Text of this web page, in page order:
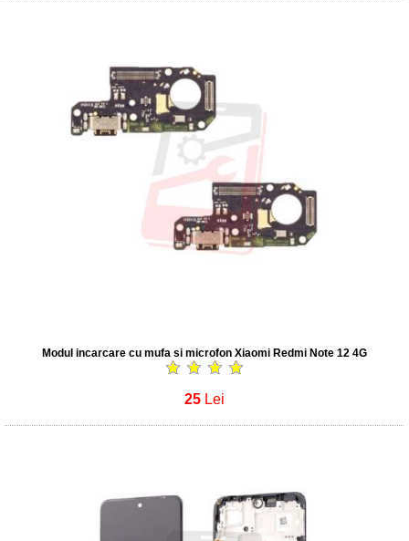
Modul incarcare cu mufa si microfon Xiaomi Redmi Note 12 4G
25 Lei